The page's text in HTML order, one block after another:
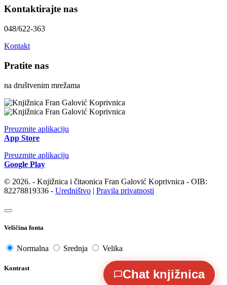
Kontaktirajte nas
048/622-363
Kontakt
Pratite nas
na društvenim mrežama
Preuzmite aplikaciju
App Store
Preuzmite aplikaciju
Google Play
© 2026. - Knjižnica i čitaonica Fran Galović Koprivnica - OIB:
82278819336 - Uredništvo | Pravila privatnosti
Veličina fonta
Normalna Srednja Velika
Kontrast Chat knjižnica